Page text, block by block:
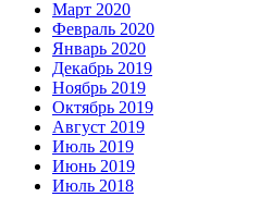
Март 2020
Февраль 2020
Январь 2020
Декабрь 2019
Ноябрь 2019
Октябрь 2019
Август 2019
Июль 2019
Июнь 2019
Июль 2018